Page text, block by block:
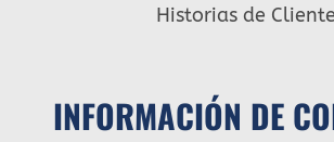
Historias de
INFORMACIÓN DE